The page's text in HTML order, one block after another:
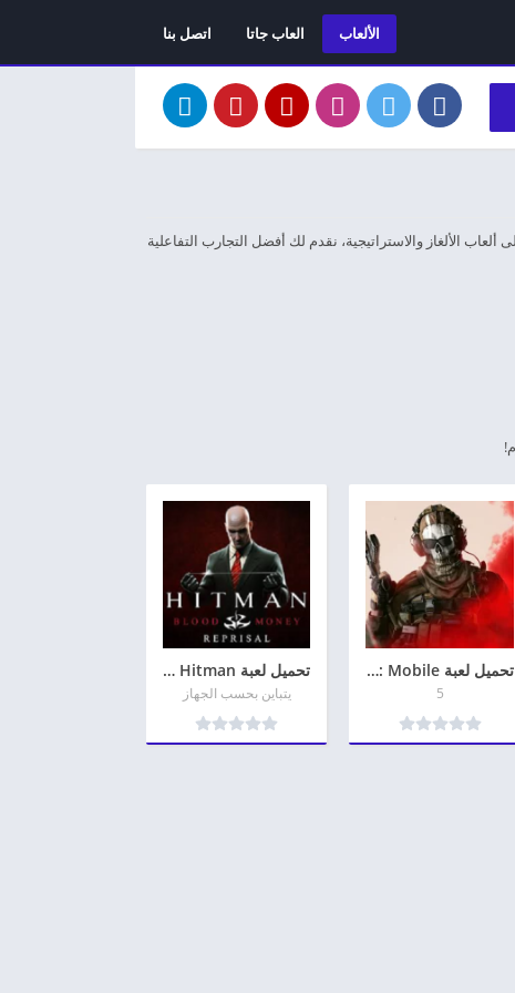
الألعاب العاب جاتا اتصل بنا
الألغاز والاستراتيجية، نقدم لك أفضل التجارب التفاعلية
تحميل لعبة Call of Duty: Mobile كول أوف ديوتي بلاك اوبس للاندرويد
5
تحميل لعبة Hitman للكمبيوتر وللأندرويد أخر تحديث
يتباين بحسب الجهاز